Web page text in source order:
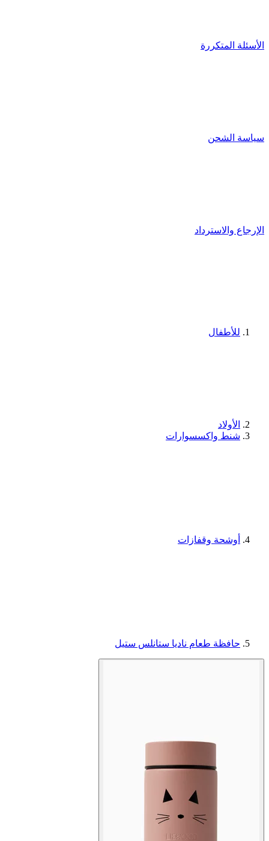
الأسئلة المتكررة
سياسة الشحن
الإرجاع والاسترداد
للأطفال
الأولاد
شنط واكسسوارات
أوشحة وقفازات
حافظة طعام ناديا ستانلس ستيل